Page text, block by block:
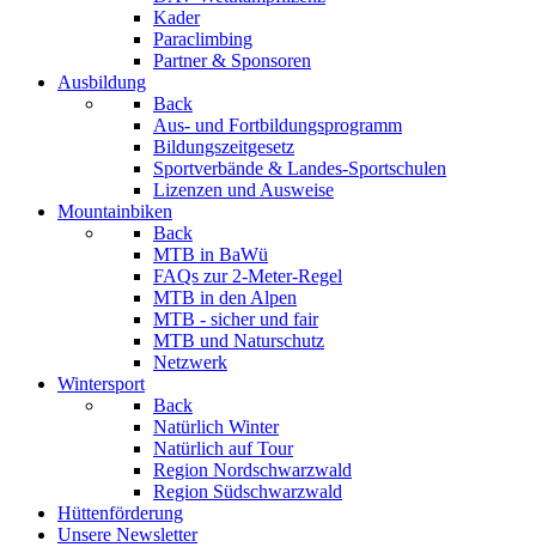
Kader
Paraclimbing
Partner & Sponsoren
Ausbildung
Back
Aus- und Fortbildungsprogramm
Bildungszeitgesetz
Sportverbände & Landes-Sportschulen
Lizenzen und Ausweise
Mountainbiken
Back
MTB in BaWü
FAQs zur 2-Meter-Regel
MTB in den Alpen
MTB - sicher und fair
MTB und Naturschutz
Netzwerk
Wintersport
Back
Natürlich Winter
Natürlich auf Tour
Region Nordschwarzwald
Region Südschwarzwald
Hüttenförderung
Unsere Newsletter